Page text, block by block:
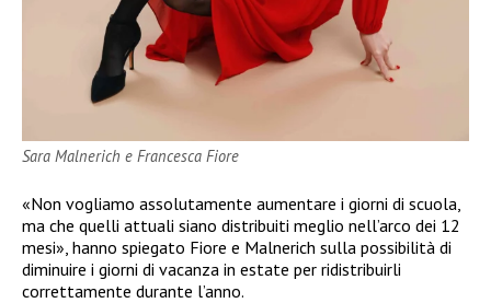
Sara Malnerich e Francesca Fiore
«Non vogliamo assolutamente aumentare i giorni di scuola,
ma che quelli attuali siano distribuiti meglio nell’arco dei 12
mesi», hanno spiegato Fiore e Malnerich sulla possibilità di
diminuire i giorni di vacanza in estate per ridistribuirli
correttamente durante l’anno.